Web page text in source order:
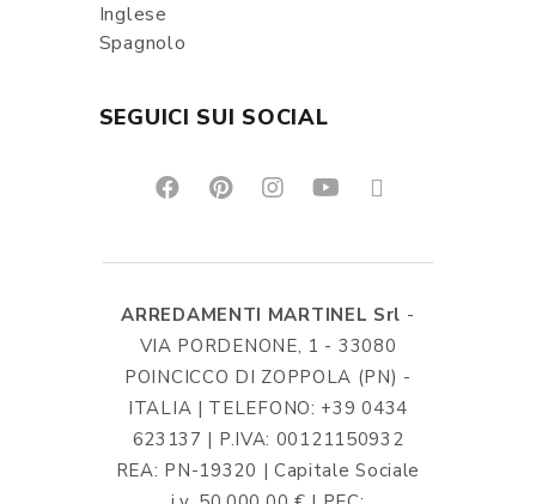
Inglese
Spagnolo
SEGUICI SUI SOCIAL
ARREDAMENTI MARTINEL Srl -
VIA PORDENONE, 1 - 33080
POINCICCO DI ZOPPOLA (PN) -
ITALIA | TELEFONO: +39 0434
623137 | P.IVA: 00121150932
REA: PN-19320 | Capitale Sociale